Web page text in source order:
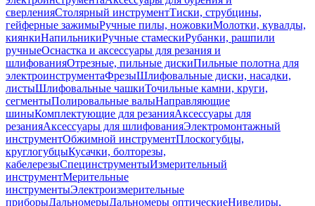
сверленияСтолярный инструментТиски, струбцины,
гейферные зажимыРучные пилы, ножовкиМолотки, кувалды,
киянкиНапильникиРучные стамескиРубанки, рашпили
ручныеОснастка и аксессуары для резания и
шлифованияОтрезные, пильные дискиПильные полотна для
электроинструментаФрезыШлифовальные диски, насадки,
листыШлифовальные чашкиТочильные камни, круги,
сегментыПолировальные валыНаправляющие
шиныКомплектующие для резанияАксессуары для
резанияАксессуары для шлифованияЭлектромонтажный
инструментОбжимной инструментПлоскогубцы,
круглогубцыКусачки, болторезы,
кабелерезыСпецинструментыИзмерительный
инструментМерительные
инструментыЭлектроизмерительные
приборыДальномерыДальномеры оптическиеНивелиры,